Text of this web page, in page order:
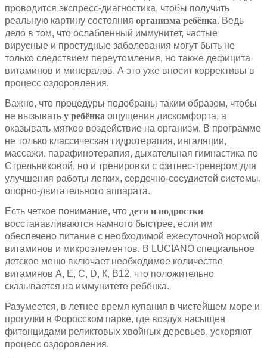
проводится экспресс-диагностика, чтобы получить
реальную картину состояния организма ребёнка. Ведь
дело в том, что ослабленный иммунитет, частые
вирусные и простудные заболевания могут быть не
только следствием переутомления, но также дефицита
витаминов и минералов. А это уже вносит коррективы в
процесс оздоровления.
Важно, что процедуры подобраны таким образом, чтобы
не вызывать у ребёнка ощущения дискомфорта, а
оказывать мягкое воздействие на организм. В программе
не только классическая гидротерапия, ингаляции,
массажи, парафинотерапия, дыхательная гимнастика по
Стрельниковой, но и тренировки с фитнес-тренером для
улучшения работы легких, сердечно-сосудистой системы,
опорно-двигательного аппарата.
Есть четкое понимание, что дети и подростки
восстанавливаются намного быстрее, если им
обеспечено питание с необходимой ежесуточной нормой
витаминов и микроэлементов. В LUCIANO специальное
детское меню включает необходимое количество
витаминов А, Е, С, D, К, В12, что положительно
сказывается на иммунитете ребёнка.
Разумеется, в летнее время купания в чистейшем море и
прогулки в Форосском парке, где воздух насыщен
фитонцидами реликтовых хвойных деревьев, ускоряют
процесс оздоровления.